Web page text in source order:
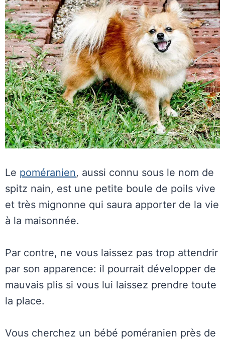
Le poméranien, aussi connu sous le nom de
spitz nain, est une petite boule de poils vive
et très mignonne qui saura apporter de la vie
à la maisonnée.
Par contre, ne vous laissez pas trop attendrir
par son apparence: il pourrait développer de
mauvais plis si vous lui laissez prendre toute
la place.
Vous cherchez un bébé poméranien près de